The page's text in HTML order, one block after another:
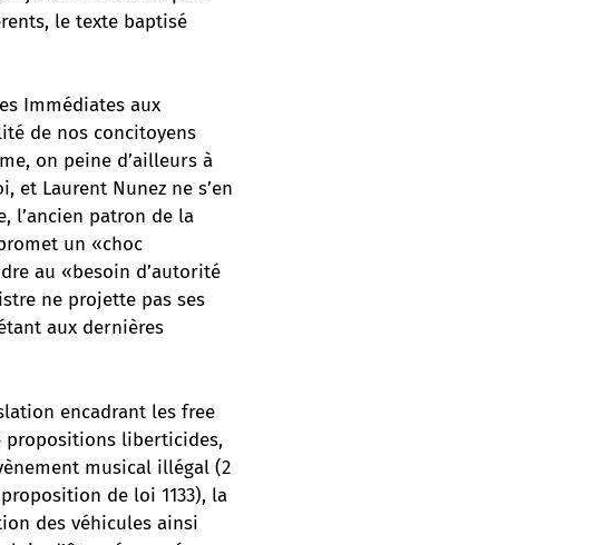
le texte baptisé
Immédiates aux
de nos concitoyens
on peine d’ailleurs à
et Laurent Nunez ne s’en
l’ancien patron de la
un «choc
au «besoin d’autorité
ne projette pas ses
aux dernières
encadrant les free
propositions liberticides,
musical illégal (2
de loi 1133), la
des véhicules ainsi